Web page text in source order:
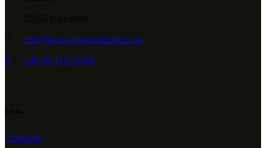
info@karin-weissenbacher.com
+49 (0) 4123 3026
Startseite